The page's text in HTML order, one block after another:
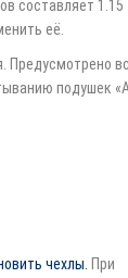
составляет 1.15
её.
Предусмотрено
подушек
чехлы При